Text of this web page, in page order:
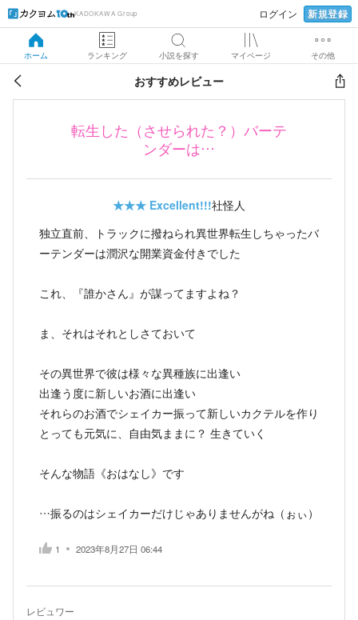
KADOKAWA Group ログイン 新規登録
ホーム ランキング 小説を探す マイページ その他
おすすめレビュー
転生した（させられた？）バーテ
ンダーは…
★★★ Excellent!!!社怪人
独立直前、トラックに撥ねられ異世界転生しちゃったバ
ーテンダーは潤沢な開業資金付きでした
これ、『誰かさん』が謀ってますよね？
ま、それはそれとしさておいて
その異世界で彼は様々な異種族に出逢い
出逢う度に新しいお酒に出逢い
それらのお酒でシェイカー振って新しいカクテルを作り
とっても元気に、自由気ままに？ 生きていく
そんな物語《おはなし》です
…振るのはシェイカーだけじゃありませんがね（ぉぃ）
1 2023年8月27日 06:44
レビュワー